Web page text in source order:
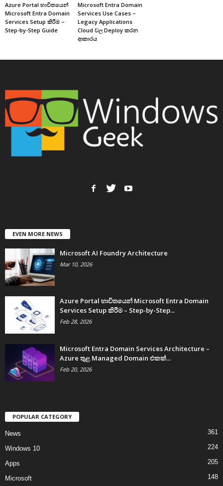
Azure Portal භාවිතයෙන්
Microsoft Entra Domain
Services Setup කිරීම –
Step-by-Step Guide
Microsoft Entra Domain
Services Use Cases –
Legacy Applications
Cloud වල Deploy කරන
ආකාරය
EVEN MORE NEWS
Microsoft AI Foundry Architecture
Mar 10, 2026
Azure Portal භාවිතයෙන් Microsoft Entra Domain
Services Setup කිරීම – Step-by-Step...
Feb 28, 2026
Microsoft Entra Domain Services Architecture –
Azure තුළ Managed Domain එකක්...
Feb 20, 2026
POPULAR CATEGORY
News 361
Windows 10 224
Apps 205
Microsoft 148